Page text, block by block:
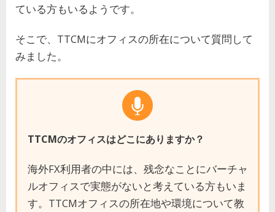
ている方もいるようです。
そこで、TTCMにオフィスの所在について質問して
みました。
TTCMのオフィスはどこにありますか？
海外FX利用者の中には、残念なことにバーチャ
ルオフィスで実態がないと考えている方もいま
す。TTCMオフィスの所在地や環境について教